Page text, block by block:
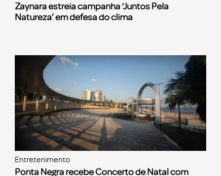
Zaynara estreia campanha ‘Juntos Pela
Natureza’ em defesa do clima
Entretenimento
Ponta Negra recebe Concerto de Natal com